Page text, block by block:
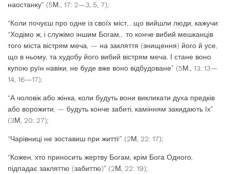
наостанку” (5М., 17: 2—3, 5, 7);
“Коли почуєш про одне із своїх міст,.. що вийшли люди, кажучи:
“Ходімо ж, і служімо іншим Богам,.. то конче вибий мешканців
того міста вістрям меча, — на закляття (знищення) його й усе,
що в ньому, та худобу його вибий вістрям меча. І стане воно
купою руїн навіки, не буде вже воно відбудоване” (5М., 13: 13—
14, 16—17);
“А чоловік або жінка, коли будуть вони викликати духа предків
або ворожити, — будуть конче забиті, камінням закидають їх”
(3М, 20: 27);
“Чарівниці не зоставиш при житті!” (2М, 22: 17);
“Кожен, хто приносить жертву Богам, крім Бога Одного,
підпадає закляттю (забиттю)” (2М, 22: 19);